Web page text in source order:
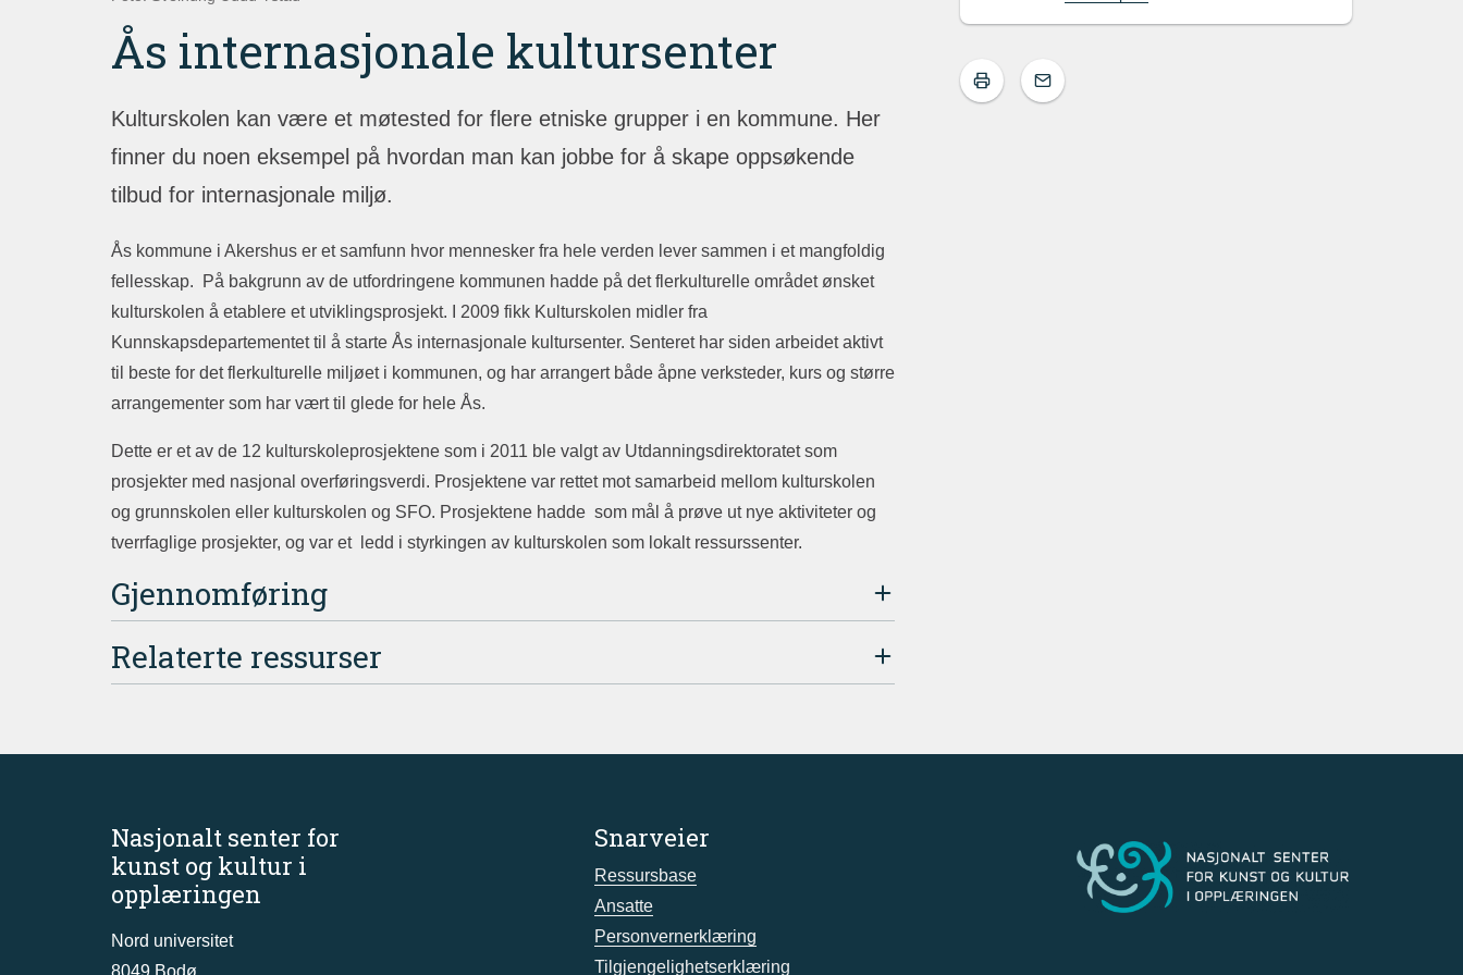
Ås internasjonale kultursenter
Kulturskolen kan være et møtested for flere etniske grupper i en kommune. Her
finner du noen eksempel på hvordan man kan jobbe for å skape oppsøkende
tilbud for internasjonale miljø.
Ås kommune i Akershus er et samfunn hvor mennesker fra hele verden lever sammen i et mangfoldig
fellesskap. På bakgrunn av de utfordringene kommunen hadde på det flerkulturelle området ønsket
kulturskolen å etablere et utviklingsprosjekt. I 2009 fikk Kulturskolen midler fra
Kunnskapsdepartementet til å starte Ås internasjonale kultursenter. Senteret har siden arbeidet aktivt
til beste for det flerkulturelle miljøet i kommunen, og har arrangert både åpne verksteder, kurs og større
arrangementer som har vært til glede for hele Ås.
Dette er et av de 12 kulturskoleprosjektene som i 2011 ble valgt av Utdanningsdirektoratet som
prosjekter med nasjonal overføringsverdi. Prosjektene var rettet mot samarbeid mellom kulturskolen
og grunnskolen eller kulturskolen og SFO. Prosjektene hadde som mål å prøve ut nye aktiviteter og
tverrfaglige prosjekter, og var et ledd i styrkingen av kulturskolen som lokalt ressurssenter.
Gjennomføring
Relaterte ressurser
Nasjonalt senter for
kunst og kultur i
opplæringen
Nord universitet
8049 Bodø
Snarveier
Ressursbase
Ansatte
Personvernerklæring
Tilgjengelighetserklæring